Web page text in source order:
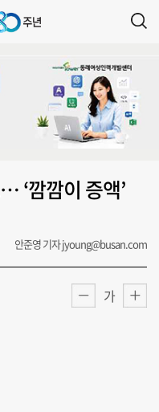
‘깜깜이 증액’
안준영 기자 jyoung@busan.com
가